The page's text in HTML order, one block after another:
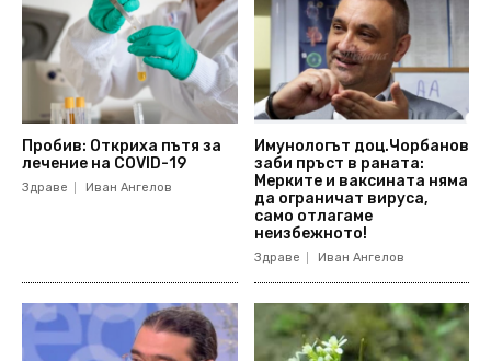
Пробив: Откриха пътя за
лечение на COVID-19
Здраве Иван Ангелов
Имунологът доц.Чорбанов
заби пръст в раната:
Мерките и ваксината няма
да ограничат вируса,
само отлагаме
неизбежното!
Здраве Иван Ангелов